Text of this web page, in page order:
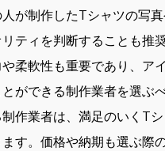
人が制作したTシャツの写
ティを判断することも推
柔軟性も重要であり、ア
ができる制作業者を選ぶ
作業者は、満足のいくT
す。価格や納期も選ぶ際